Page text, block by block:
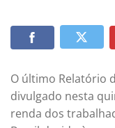
O último Relatório
divulgado nesta
renda dos